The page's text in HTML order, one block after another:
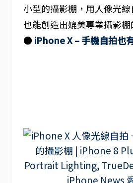
小型的攝影棚，用人像光
也能創造出媲美專業攝影棚
● iPhone X – 手機自拍也